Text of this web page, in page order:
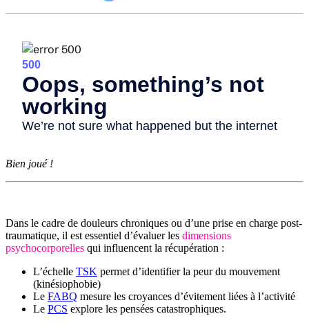
Bien joué !
Dans le cadre de douleurs chroniques ou d’une prise en charge post-
traumatique, il est essentiel d’évaluer les dimensions
psychocorporelles qui influencent la récupération :
L’échelle TSK permet d’identifier la peur du mouvement
(kinésiophobie)
Le FABQ mesure les croyances d’évitement liées à l’activité
Le PCS explore les pensées catastrophiques.